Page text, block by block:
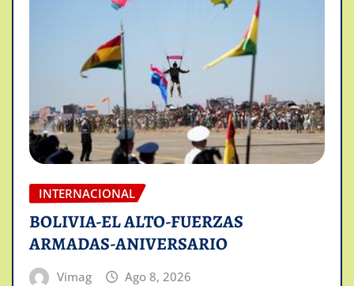
INTERNACIONAL
BOLIVIA-EL ALTO-FUERZAS
ARMADAS-ANIVERSARIO
Vimag Ago 8, 2026